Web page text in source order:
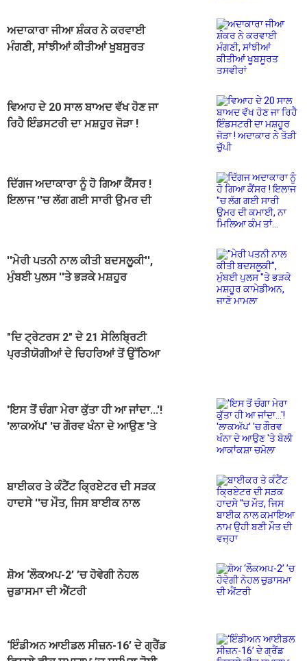
ਅਦਾਕਾਰਾ ਜੀਆ ਸ਼ੰਕਰ ਨੇ ਕਰਵਾਈ
ਮੰਗਣੀ, ਸਾਂਝੀਆਂ ਕੀਤੀਆਂ ਖੂਬਸੂਰਤ
ਵਿਆਹ ਦੇ 20 ਸਾਲ ਬਾਅਦ ਵੱਖ ਹੋਣ ਜਾ
ਰਿਹੈ ਇੰਡਸਟਰੀ ਦਾ ਮਸ਼ਹੂਰ ਜੋੜਾ !
ਦਿੱਗਜ ਅਦਾਕਾਰਾ ਨੂੰ ਹੋ ਗਿਆ ਕੈਂਸਰ !
ਇਲਾਜ ''ਚ ਲੱਗ ਗਈ ਸਾਰੀ ਉਮਰ ਦੀ
''ਮੇਰੀ ਪਤਨੀ ਨਾਲ ਕੀਤੀ ਬਦਸਲੂਕੀ'',
ਮੁੰਬਈ ਪੁਲਸ ''ਤੇ ਭੜਕੇ ਮਸ਼ਹੂਰ
"ਦਿ ਟ੍ਰੇਟਰਸ 2" ਦੇ 21 ਸੇਲਿਬ੍ਰਿਟੀ
ਪ੍ਰਤੀਯੋਗੀਆਂ ਦੇ ਚਿਹਰਿਆਂ ਤੋਂ ਉੱਠਿਆ
'ਇਸ ਤੋਂ ਚੰਗਾ ਮੇਰਾ ਕੁੱਤਾ ਹੀ ਆ ਜਾਂਦਾ...'!
'ਲਾਕਅੱਪ' 'ਚ ਗੌਰਵ ਖੰਨਾ ਦੇ ਆਉਣ 'ਤੇ
ਬਾਈਕਰ ਤੇ ਕੰਟੈਂਟ ਕ੍ਰਿਏਟਰ ਦੀ ਸੜਕ
ਹਾਦਸੇ ''ਚ ਮੌਤ, ਜਿਸ ਬਾਈਕ ਨਾਲ
ਸ਼ੋਅ ‘ਲੌਕਅਪ-2’ ’ਚ ਹੋਵੇਗੀ ਨੇਹਲ
ਚੁਡਾਸਮਾ ਦੀ ਐਂਟਰੀ
‘ਇੰਡੀਅਨ ਆਈਡਲ ਸੀਜ਼ਨ-16’ ਦੇ ਗ੍ਰੈਂਡ